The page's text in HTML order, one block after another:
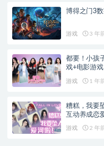
博得之门3
游戏 3 年
都要！小孩子才做选择
戏+电影游
游戏 1 年
糟糕，我要
互动养成恋
游戏 2 年